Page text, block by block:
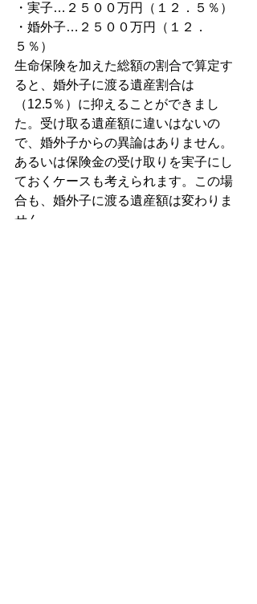
・実子…２５００万円（１２．５％）
・婚外子…２５００万円（１２．
５％）
生命保険を加えた総額の割合で算定す
ると、婚外子に渡る遺産割合は
（12.5％）に抑えることができまし
た。受け取る遺産額に違いはないの
で、婚外子からの異論はありません。
あるいは保険金の受け取りを実子にし
ておくケースも考えられます。この場
合も、婚外子に渡る遺産額は変わりま
せん。